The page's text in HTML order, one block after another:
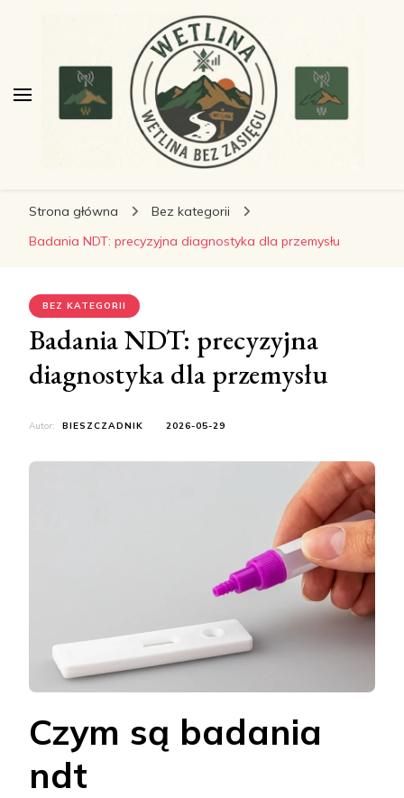
wetlinabezzasiegu.pl
Strona główna
Bez kategorii
Badania NDT: precyzyjna diagnostyka dla przemysłu
BEZ KATEGORII
Badania NDT: precyzyjna
diagnostyka dla przemysłu
Autor: BIESZCZADNIK 2026-05-29
Czym są badania
ndt